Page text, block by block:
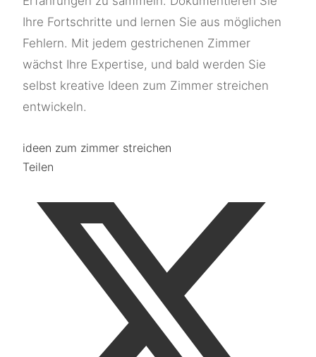
Ihre Fortschritte und lernen Sie aus möglichen
Fehlern. Mit jedem gestrichenen Zimmer
wächst Ihre Expertise, und bald werden Sie
selbst kreative Ideen zum Zimmer streichen
entwickeln.
ideen zum zimmer streichen
Teilen